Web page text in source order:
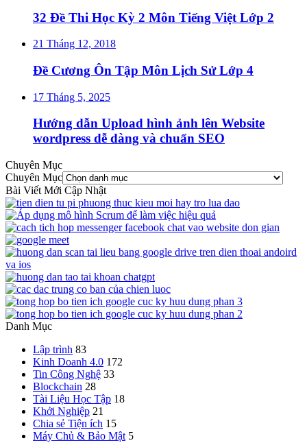
32 Đề Thi Học Kỳ 2 Môn Tiếng Việt Lớp 2
21 Tháng 12, 2018
Đề Cương Ôn Tập Môn Lịch Sử Lớp 4
17 Tháng 5, 2025
Hướng dẫn Upload hình ảnh lên Website
wordpress dễ dàng và chuẩn SEO
Chuyên Mục
Chuyên Mục
Bài Viết Mới Cập Nhật
Danh Mục
Lập trình 83
Kinh Doanh 4.0 172
Tin Công Nghệ 33
Blockchain 28
Tài Liệu Học Tập 18
Khởi Nghiệp 21
Chia sẻ Tiện ích 15
Máy Chủ & Bảo Mật 5